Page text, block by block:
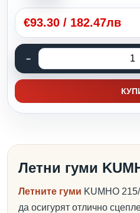
€93.30 / 182.47лв
Летни гуми
Летните гуми KUMHO
да осигурят отлично